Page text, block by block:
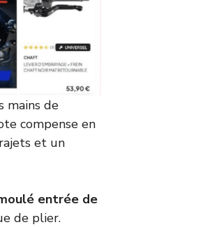
mains de
compense en
et un
entrée de
de plier.